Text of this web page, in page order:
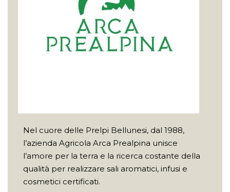
Nel cuore delle Prelpi Bellunesi, dal 1988,
l’azienda Agricola Arca Prealpina unisce
l’amore per la terra e la ricerca costante della
qualità per realizzare sali aromatici, infusi e
cosmetici certificati.